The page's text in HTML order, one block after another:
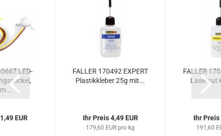
LED-
EUR
FALLER 170492 EXPERT
Plastikkleber 25g mit...
Ihr Preis 4,49 EUR
179,60 EUR pro kg
FALLER
Lasercut
Ihr Preis
191,60